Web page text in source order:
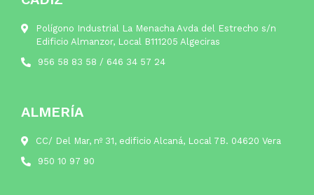
Polígono Industrial La Menacha Avda del Estrecho s/n
Edificio Almanzor, Local B111205 Algeciras
956 58 83 58 / 646 34 57 24
ALMERÍA
CC/ Del Mar, nº 31, edificio Alcaná, Local 7B. 04620 Vera
950 10 97 90